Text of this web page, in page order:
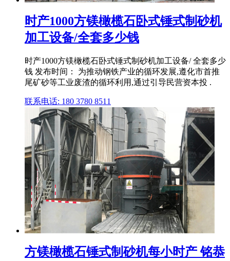
时产1000方镁橄榄石卧式锤式制砂机
加工设备/全套多少钱
时产1000方镁橄榄石卧式锤式制砂机加工设备/ 全套多少
钱 发布时间： 为推动钢铁产业的循环发展,遵化市首推
尾矿砂等工业废渣的循环利用,通过引导民营资本投 .
联系电话: 180 3780 8511
方镁橄榄石锤式制砂机每小时产 铭恭